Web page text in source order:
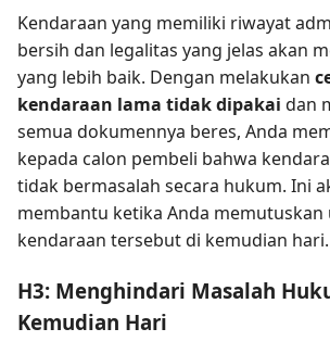
Kendaraan yang memiliki riwayat
bersih dan legalitas yang jelas akan
yang lebih baik. Dengan melakukan
kendaraan lama tidak dipakai dan
semua dokumennya beres, Anda
kepada calon pembeli bahwa
tidak bermasalah secara hukum. Ini
membantu ketika Anda
kendaraan tersebut di kemudian hari.
H3: Menghindari Masalah
Kemudian Hari